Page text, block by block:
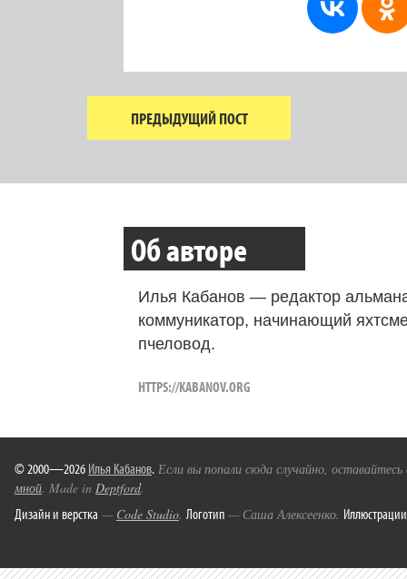
ПРЕДЫДУЩИЙ ПОСТ
Об авторе
Илья Кабанов — редактор
коммуникатор, начинающий
пчеловод.
HTTPS://KABANOV.ORG
© 2000—2026 Илья Кабанов. Если вы попали сюда случайно,
мной. Made in Deptford.
Дизайн и верстка — Code Studio. Логотип — Саша Алексеенко. Иллюстрации